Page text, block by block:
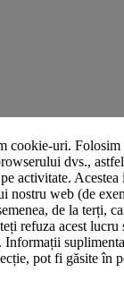
cookie-uri.
dvs.,
activitate.
nostru web (de
de la terți,
refuza acest
Informații
pot fi găsite în